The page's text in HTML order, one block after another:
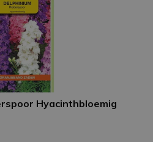
Hyacinthbloemig